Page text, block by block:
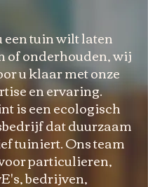
een tuin wilt laten
of onderhouden, wij
u klaar met onze
en ervaring.
is een ecologisch
dat duurzaam
tuiniert. Ons team
particulieren,
bedrijven,